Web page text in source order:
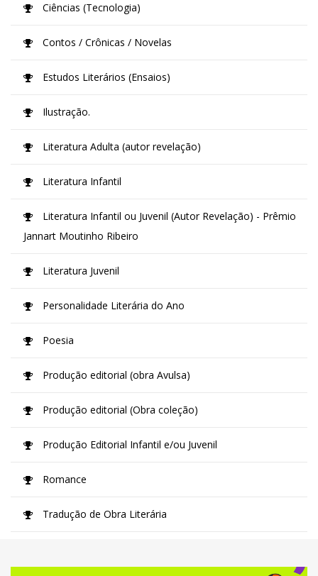
Ciências (Tecnologia)
Contos / Crônicas / Novelas
Estudos Literários (Ensaios)
Ilustração.
Literatura Adulta (autor revelação)
Literatura Infantil
Literatura Infantil ou Juvenil (Autor Revelação) - Prêmio
Jannart Moutinho Ribeiro
Literatura Juvenil
Personalidade Literária do Ano
Poesia
Produção editorial (obra Avulsa)
Produção editorial (Obra coleção)
Produção Editorial Infantil e/ou Juvenil
Romance
Tradução de Obra Literária